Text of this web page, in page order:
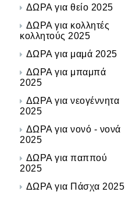
ΔΩΡΑ για θείο 2025
ΔΩΡΑ για κολλητές
κολλητούς 2025
ΔΩΡΑ για μαμά 2025
ΔΩΡΑ για μπαμπά
2025
ΔΩΡΑ για νεογέννητα
2025
ΔΩΡΑ για νονό - νονά
2025
ΔΩΡΑ για παππού
2025
ΔΩΡΑ για Πάσχα 2025